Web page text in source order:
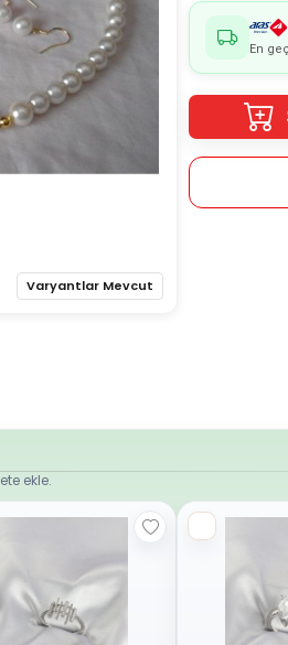
Varyantlar Mevcut
En geç
ekle.